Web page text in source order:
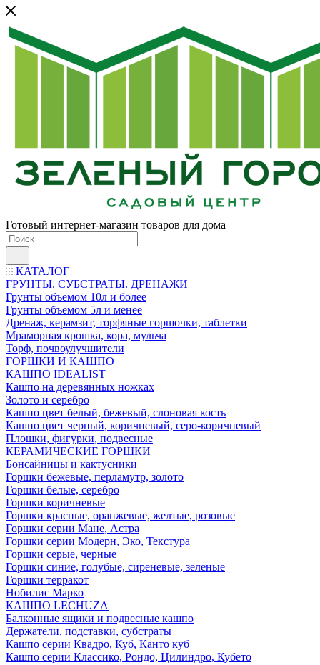
Готовый интернет-магазин товаров для дома
КАТАЛОГ
ГРУНТЫ. СУБСТРАТЫ. ДРЕНАЖИ
Грунты объемом 10л и более
Грунты объемом 5л и менее
Дренаж, керамзит, торфяные горшочки, таблетки
Мраморная крошка, кора, мульча
Торф, почвоулучшители
ГОРШКИ И КАШПО
КАШПО IDEALIST
Кашпо на деревянных ножках
Золото и серебро
Кашпо цвет белый, бежевый, слоновая кость
Кашпо цвет черный, коричневый, серо-коричневый
Плошки, фигурки, подвесные
КЕРАМИЧЕСКИЕ ГОРШКИ
Бонсайницы и кактусники
Горшки бежевые, перламутр, золото
Горшки белые, серебро
Горшки коричневые
Горшки красные, оранжевые, желтые, розовые
Горшки серии Мане, Астра
Горшки серии Модерн, Эко, Текстура
Горшки серые, черные
Горшки синие, голубые, сиреневые, зеленые
Горшки терракот
Нобилис Марко
КАШПО LECHUZA
Балконные ящики и подвесные кашпо
Держатели, подставки, субстраты
Кашпо серии Квадро, Куб, Канто куб
Кашпо серии Классико, Рондо, Цилиндро, Кубето